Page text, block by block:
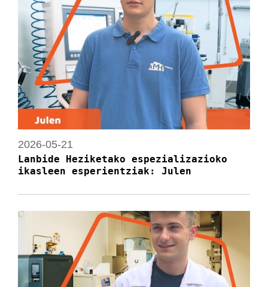
2026-05-21
Lanbide Heziketako espezializazioko
ikasleen esperientziak: Julen